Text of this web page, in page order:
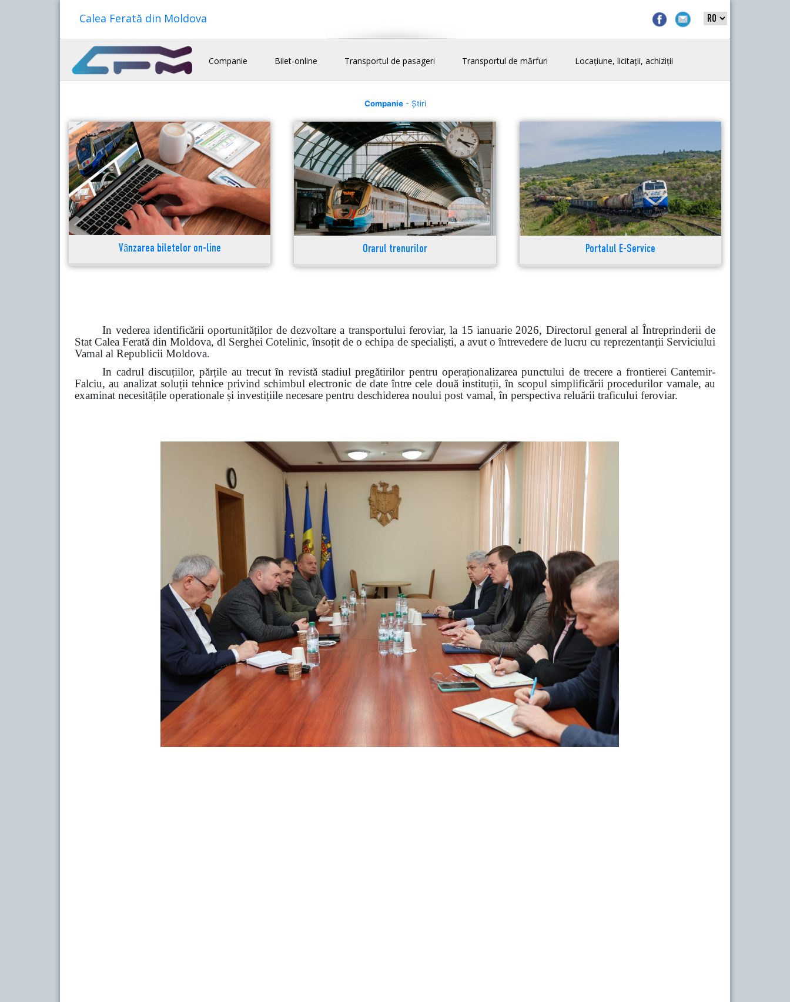
Calea Ferată din Moldova
Companie Bilet-online Transportul de pasageri Transportul de mărfuri Locațiune, licitații, achiziții
Companie- Știri
Vânzarea biletelor on-line Orarul trenurilor Portalul E-Service
In vederea identificării oportunităților de dezvoltare a transportului feroviar, la 15 ianuarie 2026, Directorul general al Întreprinderii de
Stat Calea Ferată din Moldova, dl Serghei Cotelinic, însoțit de o echipa de specialiști, a avut o întrevedere de lucru cu reprezentanții Serviciului
Vamal al Republicii Moldova.
In cadrul discuțiilor, părțile au trecutîn revistă stadiul pregătirilor pentru operaționalizarea punctului de trecere a frontierei Cantemir-
Falciu, au analizat soluții tehnice privind schimbul electronic de date între cele două instituții, în scopul simplificării procedurilor vamale, au
examinat necesitățile operationale și investițiile necesare pentru deschiderea noului post vamal, în perspectiva reluării traficului feroviar.